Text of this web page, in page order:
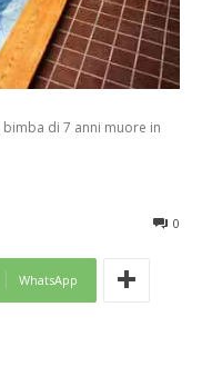
di 7 anni muore in
0
WhatsApp